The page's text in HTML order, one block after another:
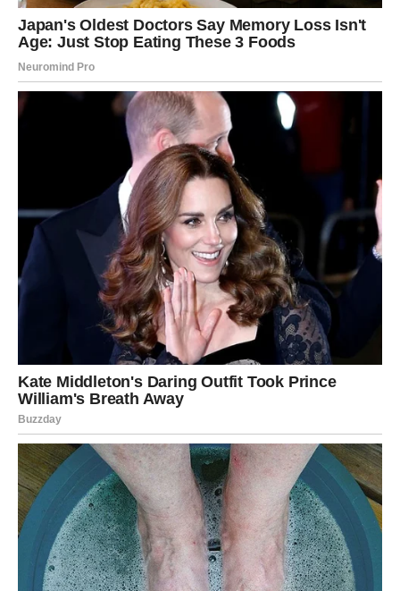
Vaša želja je bila vezana za:
slobodu izbora
novi početak
ili osećaj da ponovo živite punim plućima
Tokom januara, dolazi vest, poziv ili odluka koja vam
otvara vrata. Može biti vezano za posao, putovanje,
selidbu ili lični razvoj. Osećate kako se energija vraća,
kako se u vama ponovo budi optimizam i vera u
budućnost.
Na emotivnom planu, Strelčevi dobijaju priliku da
započnu nešto novo ili da konačno zatvore poglavlje koje
ih je kočilo. Vaša želja da budetesrećni bez osećaja
krivice
sada postaje realnost.